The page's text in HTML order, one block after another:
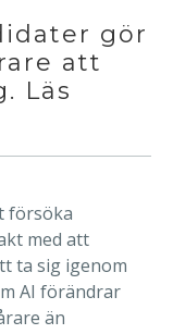
gör
att
Läs
försöka
med att
ta sig igenom
AI förändrar
än